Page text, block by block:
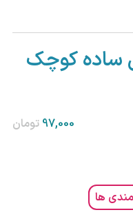
ساده کوچک
تومان
ها